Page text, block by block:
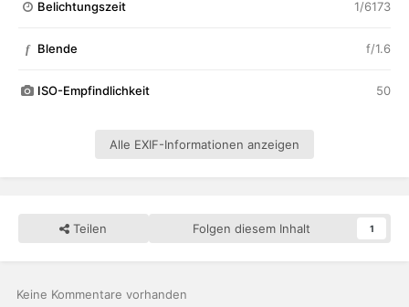
Belichtungszeit 1/6173
f Blende f/1.6
ISO-Empfindlichkeit 50
Alle EXIF-Informationen anzeigen
Teilen Folgen diesem Inhalt 1
Keine Kommentare vorhanden